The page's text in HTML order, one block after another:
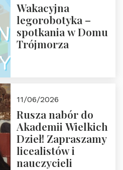
Wakacyjna
legorobotyka –
spotkania w Domu
Trójmorza
11/06/2026
Rusza nabór do
Akademii Wielkich
Dzieł! Zapraszamy
licealistów i
nauczycieli